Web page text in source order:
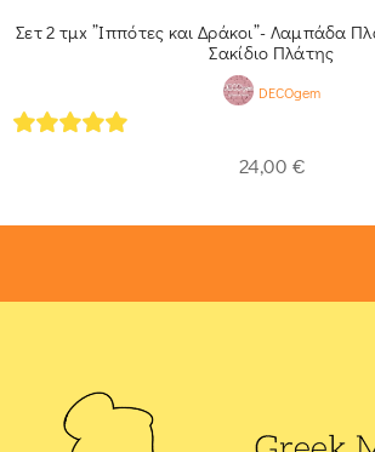
Σετ 2 τμx ”Ιππότες και Δράκοι”- Λαμπάδα
Σακίδιο Πλάτης
DECOgem
24,00 €